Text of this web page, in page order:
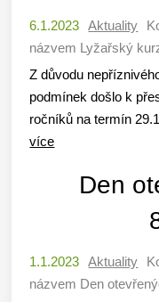
6.1.2023 Aktuality
názvem Lyžařský
Z důvodu
podmínek došlo k
ročníků na termín
více
Den
1.1.2023 Aktuality
názvem Den